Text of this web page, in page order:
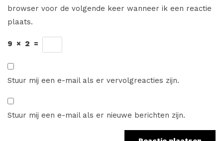
browser voor de volgende keer wanneer ik een reactie
plaats.
9 × 2 =
Stuur mij een e-mail als er vervolgreacties zijn.
Stuur mij een e-mail als er nieuwe berichten zijn.